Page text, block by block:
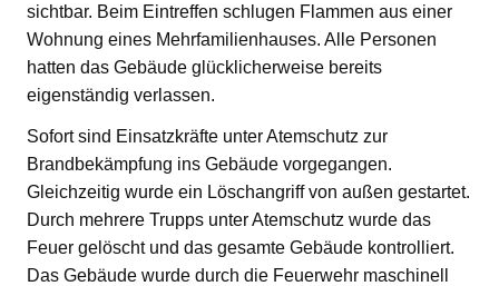
sichtbar. Beim Eintreffen schlugen Flammen aus einer
Wohnung eines Mehrfamilienhauses. Alle Personen
hatten das Gebäude glücklicherweise bereits
eigenständig verlassen.
Sofort sind Einsatzkräfte unter Atemschutz zur
Brandbekämpfung ins Gebäude vorgegangen.
Gleichzeitig wurde ein Löschangriff von außen gestartet.
Durch mehrere Trupps unter Atemschutz wurde das
Feuer gelöscht und das gesamte Gebäude kontrolliert.
Das Gebäude wurde durch die Feuerwehr maschinell